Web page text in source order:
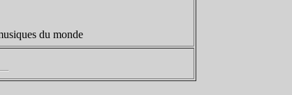
du monde